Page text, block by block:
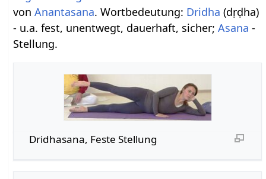
vonAnantasana. Wortbedeutung: Dridha (dṛḍha)
- u.a. fest, unentwegt, dauerhaft, sicher;Asana -
Stellung.
Dridhasana, Feste Stellung